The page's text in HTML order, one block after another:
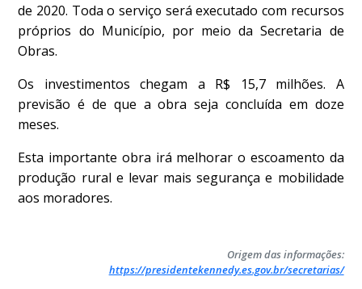
de 2020. Toda o serviço será executado com recursos
próprios do Município, por meio da Secretaria de
Obras.
Os investimentos chegam a R$ 15,7 milhões. A
previsão é de que a obra seja concluída em doze
meses.
Esta importante obra irá melhorar o escoamento da
produção rural e levar mais segurança e mobilidade
aos moradores.
Origem das informações:
https://presidentekennedy.es.gov.br/secretarias/